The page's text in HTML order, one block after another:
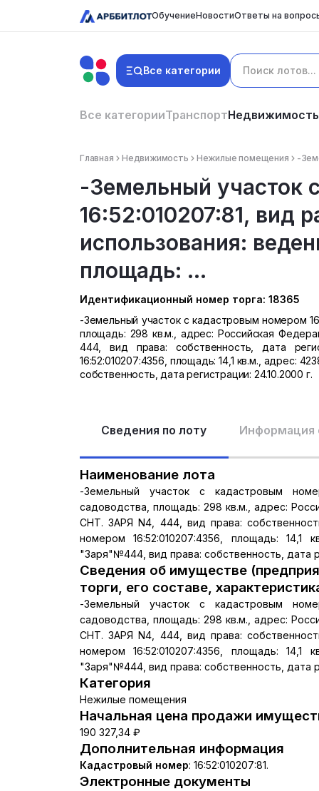
ОбучениеНовостиОтветы на
Все категории
Все категорииТранспортНедвижимость
Главная Недвижимость Нежилые помещения -
-Земельный участок
16:52:010207:81, вид
использования:
площадь: ...
Идентификационный номер торга: 18365
-Земельный участок с кадастровым номером
площадь: 298 кв.м., адрес: Российская
444, вид права: собственность, дата
16:52:010207:4356, площадь: 14,1 кв.м., адрес:
собственность, дата регистрации: 24.10.2000 г.
Сведения по лоту Информация
Наименование лота
-Земельный участок с кадастровым
садоводства, площадь: 298 кв.м., адрес:
СНТ. ЗАРЯ N4, 444, вид права:
номером 16:52:010207:4356, площадь:
"Заря"№444, вид права: собственность, дата
Сведения об имуществе
торги, его составе,
-Земельный участок с кадастровым
садоводства, площадь: 298 кв.м., адрес:
СНТ. ЗАРЯ N4, 444, вид права:
номером 16:52:010207:4356, площадь:
"Заря"№444, вид права: собственность, дата
Категория
Нежилые помещения
Начальная цена продажи
190 327,34 ₽
Дополнительная информация
Кадастровый номер: 16:52:010207:81.
Электронные документы